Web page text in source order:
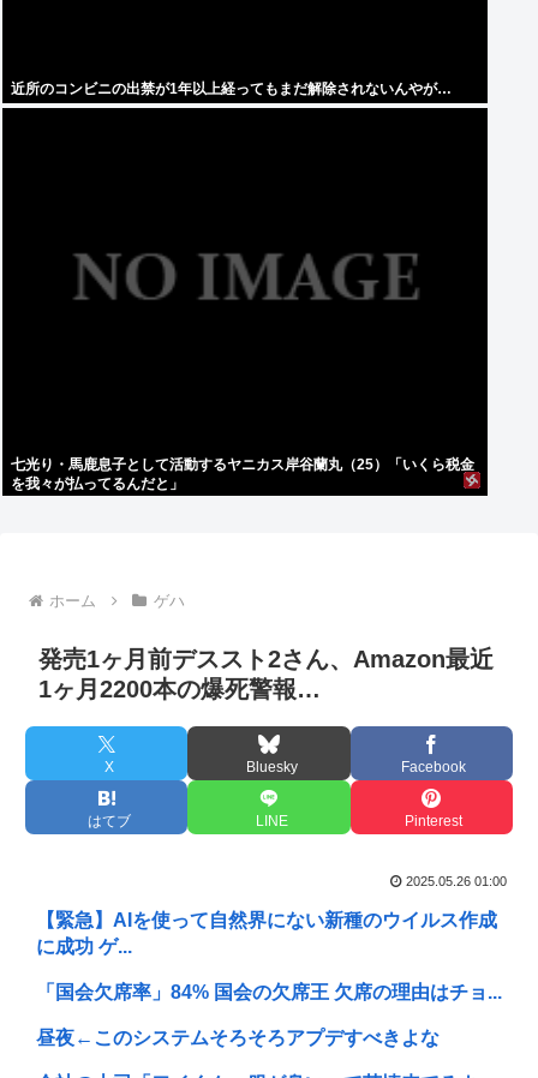
近所のコンビニの出禁が1年以上経ってもまだ解除されないんやが…
七光り・馬鹿息子として活動するヤニカス岸谷蘭丸（25）「いくら税金
を我々が払ってるんだと」
ホーム ゲハ
発売1ヶ月前デススト2さん、Amazon最近
1ヶ月2200本の爆死警報…
X Bluesky Facebook
はてブ LINE Pinterest
2025.05.26 01:00
【緊急】AIを使って自然界にない新種のウイルス作成
に成功 ゲ...
「国会欠席率」84% 国会の欠席王 欠席の理由はチョ...
昼夜←このシステムそろそろアプデすべきよな